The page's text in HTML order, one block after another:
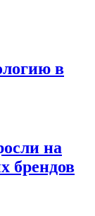
в
на
брендов